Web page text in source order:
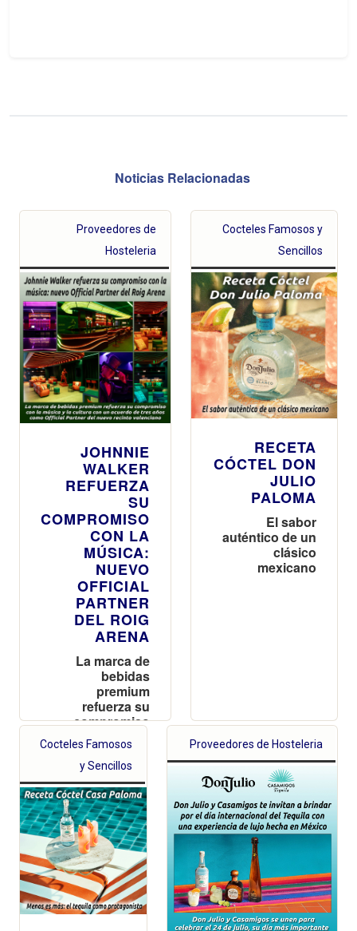
Noticias Relacionadas
Proveedores de
Hosteleria
JOHNNIE
WALKER
REFUERZA
SU
COMPROMISO
CON LA
MÚSICA:
NUEVO
OFFICIAL
PARTNER
DEL ROIG
ARENA
La marca de
bebidas
premium
refuerza su
compromiso
con la música y
la cultura con un
acuerdo de tres
años como
Official Partner
del nuevo
recinto
valenciano
Cocteles Famosos y
Sencillos
RECETA
CÓCTEL DON
JULIO
PALOMA
El sabor
auténtico de un
clásico
mexicano
Cocteles Famosos
y Sencillos
Proveedores de Hosteleria